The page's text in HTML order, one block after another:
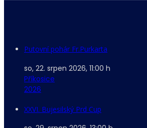
Putovní pohár Fr.Purkarta
so, 22. srpen 2026, 11:00 h
Příkosice
2026
XXVI. Bujesilský Prd Cup